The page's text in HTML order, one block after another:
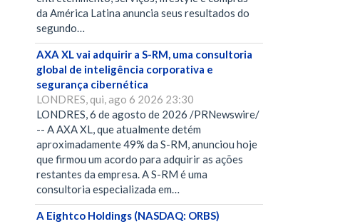
da América Latina anuncia seus resultados do
segundo…
AXA XL vai adquirir a S-RM, uma consultoria
global de inteligência corporativa e
segurança cibernética
LONDRES, qui, ago 6 2026 23:30
LONDRES, 6 de agosto de 2026 /PRNewswire/
-- A AXA XL, que atualmente detém
aproximadamente 49% da S-RM, anunciou hoje
que firmou um acordo para adquirir as ações
restantes da empresa. A S-RM é uma
consultoria especializada em…
A Eightco Holdings (NASDAQ: ORBS)